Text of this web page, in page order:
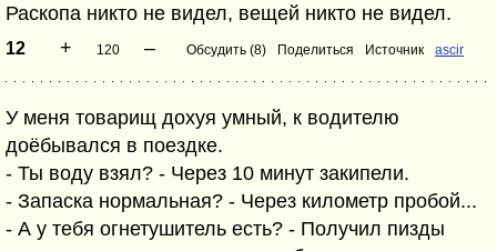
Раскопа никто не видел, вещей никто не видел.
12 + 120 – Обсудить (8) Поделиться Источник ascir
У меня товарищ дохуя умный, к водителю
доёбывался в поездке.
- Ты воду взял? - Через 10 минут закипели.
- Запаска нормальная? - Через километр пробой...
- А у тебя огнетушитель есть? - Получил пизды